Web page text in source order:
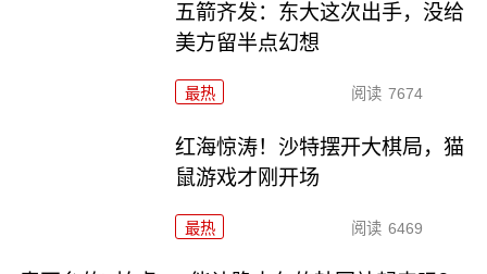
五箭齐发：东大这次出手，没给
美方留半点幻想
最热 阅读 7674
红海惊涛！沙特摆开大棋局，猫
鼠游戏才刚开场
最热 阅读 6469